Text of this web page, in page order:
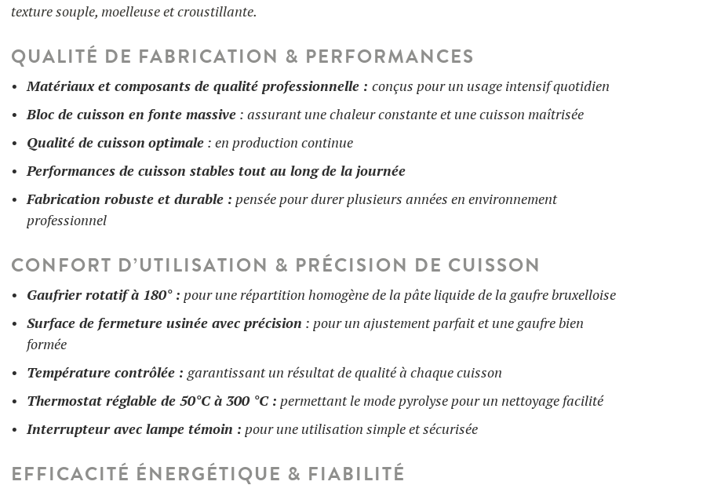
texture souple, moelleuse et croustillante.
QUALITÉ DE FABRICATION & PERFORMANCES
Matériaux et composants de qualité professionnelle : conçus pour un usage intensif quotidien
Bloc de cuisson en fonte massive : assurant une chaleur constante et une cuisson maîtrisée
Qualité de cuisson optimale : en production continue
Performances de cuisson stables tout au long de la journée
Fabrication robuste et durable : pensée pour durer plusieurs années en environnement
professionnel
CONFORT D’UTILISATION & PRÉCISION DE CUISSON
Gaufrier rotatif à 180° : pour une répartition homogène de la pâte liquide de la gaufre bruxelloise
Surface de fermeture usinée avec précision : pour un ajustement parfait et une gaufre bien
formée
Température contrôlée : garantissant un résultat de qualité à chaque cuisson
Thermostat réglable de 50°C à 300 °C : permettant le mode pyrolyse pour un nettoyage facilité
Interrupteur avec lampe témoin : pour une utilisation simple et sécurisée
EFFICACITÉ ÉNERGÉTIQUE & FIABILITÉ